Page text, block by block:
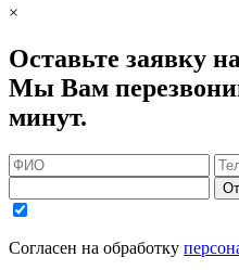
×
Оставьте заявку
Мы Вам
минут.
Согласен на обработку